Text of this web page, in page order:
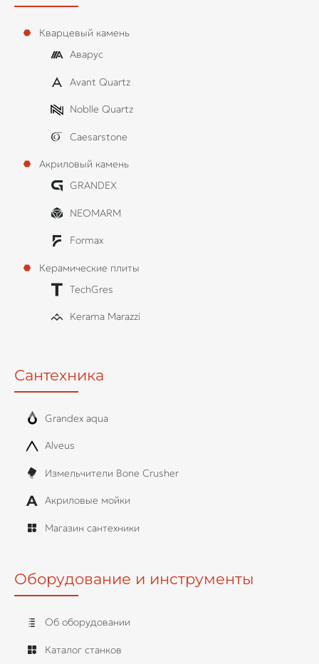
Кварцевый камень
Аварус
Avant Quartz
Noblle Quartz
Caesarstone
Акриловый камень
GRANDEX
NEOMARM
Formax
Керамические плиты
TechGres
Kerama Marazzi
Сантехника
Grandex aqua
Alveus
Измельчители Bone Crusher
Акриловые мойки
Магазин сантехники
Оборудование и инструменты
Об оборудовании
Каталог станков